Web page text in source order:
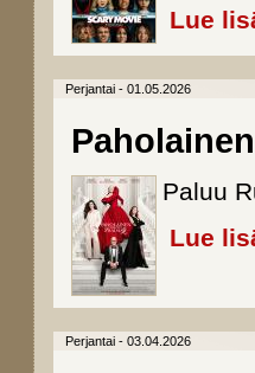
Lue
Perjantai - 01.05.2026
Paluu
Lue
Perjantai - 03.04.2026